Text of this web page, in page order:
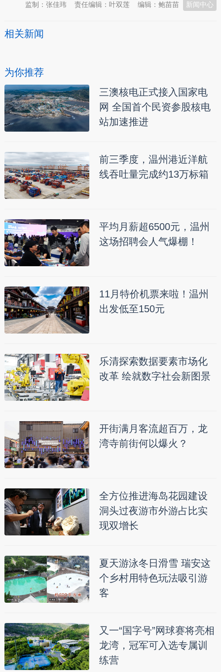
新闻中心
编辑：鲍苗苗
责任编辑：叶双莲
监制：张佳玮
相关新闻
为你推荐
三澳核电正式接入国家电
网 全国首个民资参股核电
站加速推进
前三季度，温州港近洋航
线吞吐量完成约13万标箱
平均月薪超6500元，温州
这场招聘会人气爆棚！
11月特价机票来啦！温州
出发低至150元
乐清探索数据要素市场化
改革 绘就数字社会新图景
开街满月客流超百万，龙
湾寺前街何以爆火？
全方位推进海岛花园建设
洞头过夜游市外游占比实
现双增长
夏天游泳冬日滑雪 瑞安这
个乡村用特色玩法吸引游
客
又一“国字号”网球赛将亮相
龙湾，冠军可入选专属训
练营